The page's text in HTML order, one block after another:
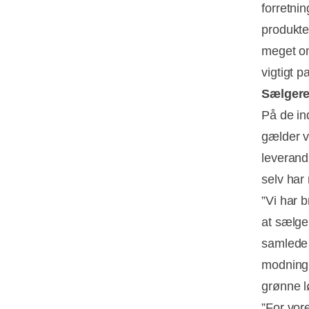
meget
vigtigt
På de
gælder
selv har
”Vi har
at sælge
grønne